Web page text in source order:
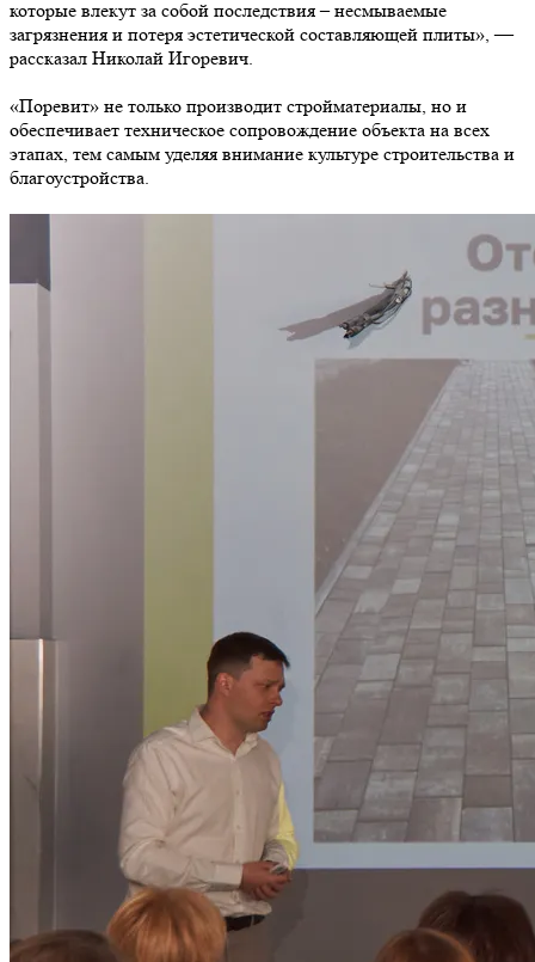
которые влекут за собой последствия – несмываемые
загрязнения и потеря эстетической составляющей плиты», —
рассказал Николай Игоревич.
«Поревит» не только производит стройматериалы, но и
обеспечивает техническое сопровождение объекта на всех
этапах, тем самым уделяя внимание культуре строительства и
благоустройства.